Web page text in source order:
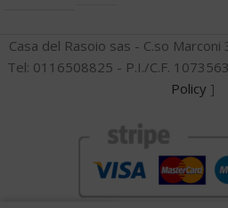
Casa del Rasoio sas - C.so
Tel: 0116508825 - P.I./C.F.
Policy ]